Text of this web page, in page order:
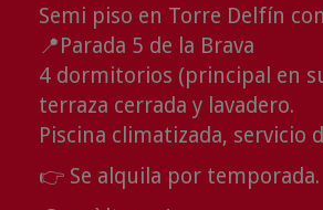
Semi piso en Torre Delfín
📍Parada 5 de la Brava
4 dormitorios (principal en
terraza cerrada y lavadero.
Piscina climatizada, servicio
👉 Se alquila por temporada.